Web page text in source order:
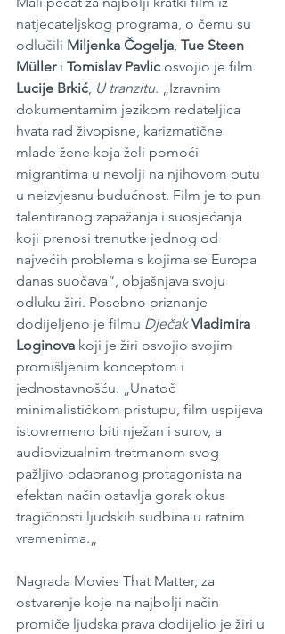
natjecateljskog programa, o čemu su
odlučili Miljenka Čogelja, Tue Steen
Müller i Tomislav Pavlic osvojio je film
Lucije Brkić, U tranzitu. „Izravnim
dokumentarnim jezikom redateljica
hvata rad živopisne, karizmatične
mlade žene koja želi pomoći
migrantima u nevolji na njihovom putu
u neizvjesnu budućnost. Film je to pun
talentiranog zapažanja i suosjećanja
koji prenosi trenutke jednog od
najvećih problema s kojima se Europa
danas suočava“, objašnjava svoju
odluku žiri. Posebno priznanje
dodijeljeno je filmu Dječak Vladimira
Loginova koji je žiri osvojio svojim
promišljenim konceptom i
jednostavnošću. „Unatoč
minimalističkom pristupu, film uspijeva
istovremeno biti nježan i surov, a
audiovizualnim tretmanom svog
pažljivo odabranog protagonista na
efektan način ostavlja gorak okus
tragičnosti ljudskih sudbina u ratnim
vremenima.„
Nagrada Movies That Matter, za
ostvarenje koje na najbolji način
promiče ljudska prava dodijelio je žiri u